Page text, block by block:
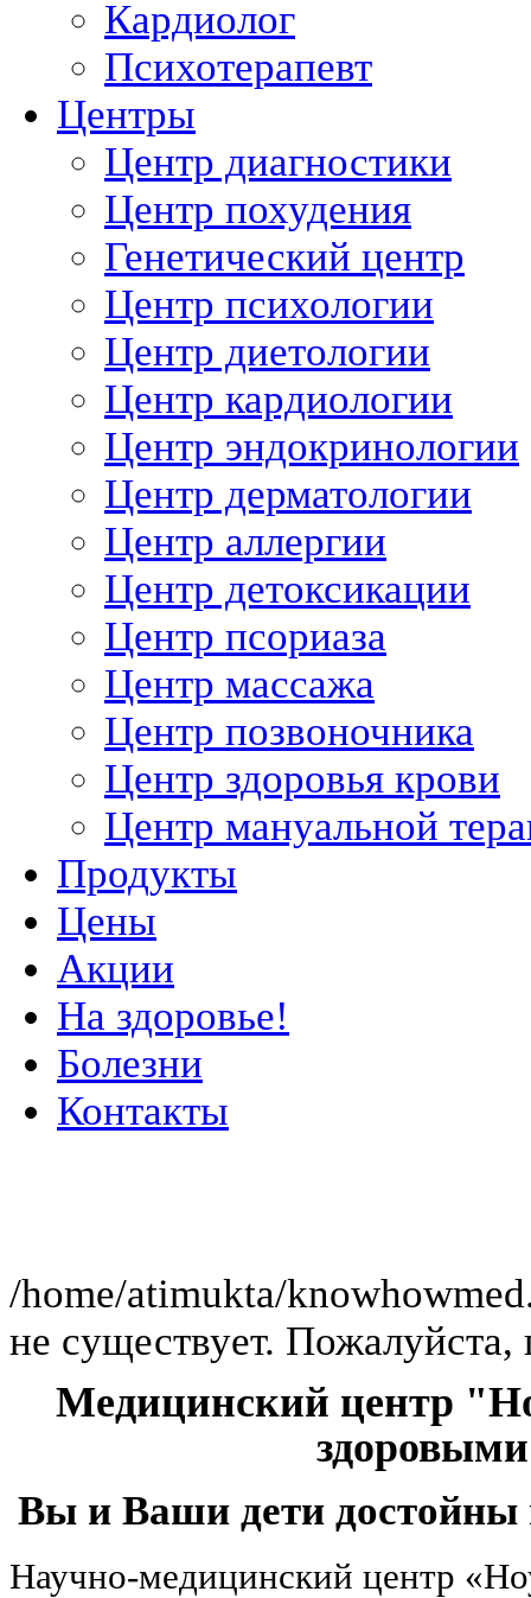
Кардиолог
Психотерапевт
Центры
Центр диагностики
Центр похудения
Генетический центр
Центр психологии
Центр диетологии
Центр кардиологии
Центр эндокринологии
Центр дерматологии
Центр аллергии
Центр детоксикации
Центр псориаза
Центр массажа
Центр позвоночника
Центр здоровья крови
Центр мануальной
Продукты
Цены
Акции
На здоровье!
Болезни
Контакты
/home/atimukta/
не существует. Пожалуйста,
Медицинский центр
Вы и Ваши дети достойны
Научно-медицинский центр